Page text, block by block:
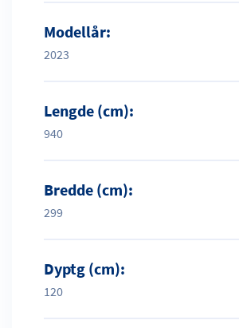
Modellår:
2023
Lengde (cm):
940
Bredde (cm):
299
Dyptg (cm):
120